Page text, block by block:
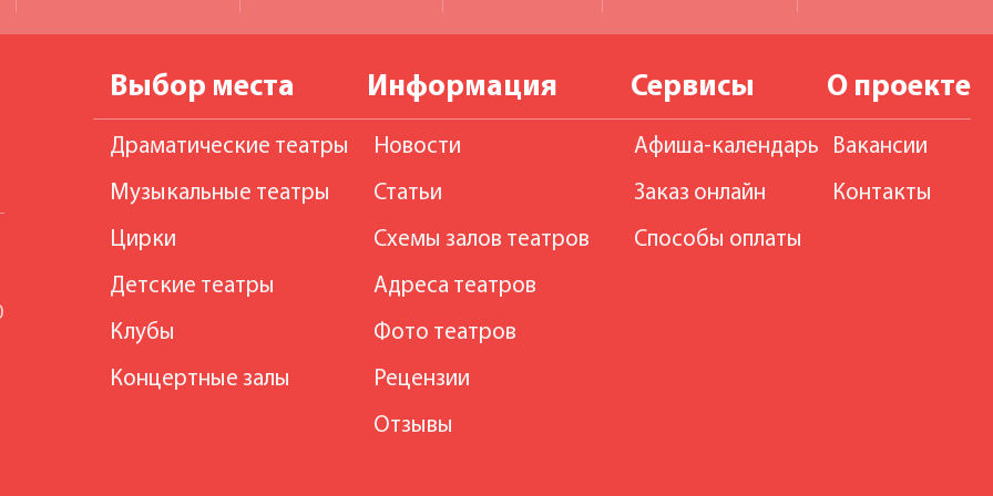
Выбор места Информация Сервисы О проекте
Драматические театры
Музыкальные театры
Цирки
Детские театры
Клубы
Концертные залы
Новости
Статьи
Схемы залов театров
Адреса театров
Фото театров
Рецензии
Отзывы
Афиша-календарь
Заказ онлайн
Способы оплаты
Вакансии
Контакты